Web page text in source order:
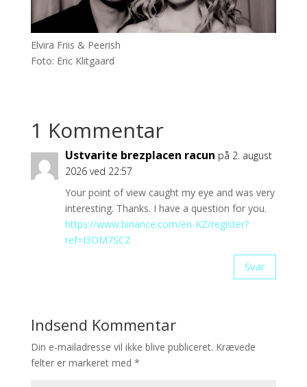
Elvira Friis & Peerish
Foto: Eric Klitgaard
1 Kommentar
Ustvarite brezplacen racun på 2. august
2026 ved 22:57
Your point of view caught my eye and was very
interesting. Thanks. I have a question for you.
https://www.binance.com/en-KZ/register?
ref=I3OM7SCZ
Svar
Indsend Kommentar
Din e-mailadresse vil ikke blive publiceret. Krævede
felter er markeret med *